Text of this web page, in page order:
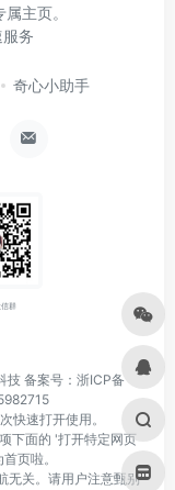
主页。
务
奇心小助手
群
技 备案号：浙ICP备
快速打开使用。
下面的 '打开特定网页
页啦。
无关。请用户注意甄别